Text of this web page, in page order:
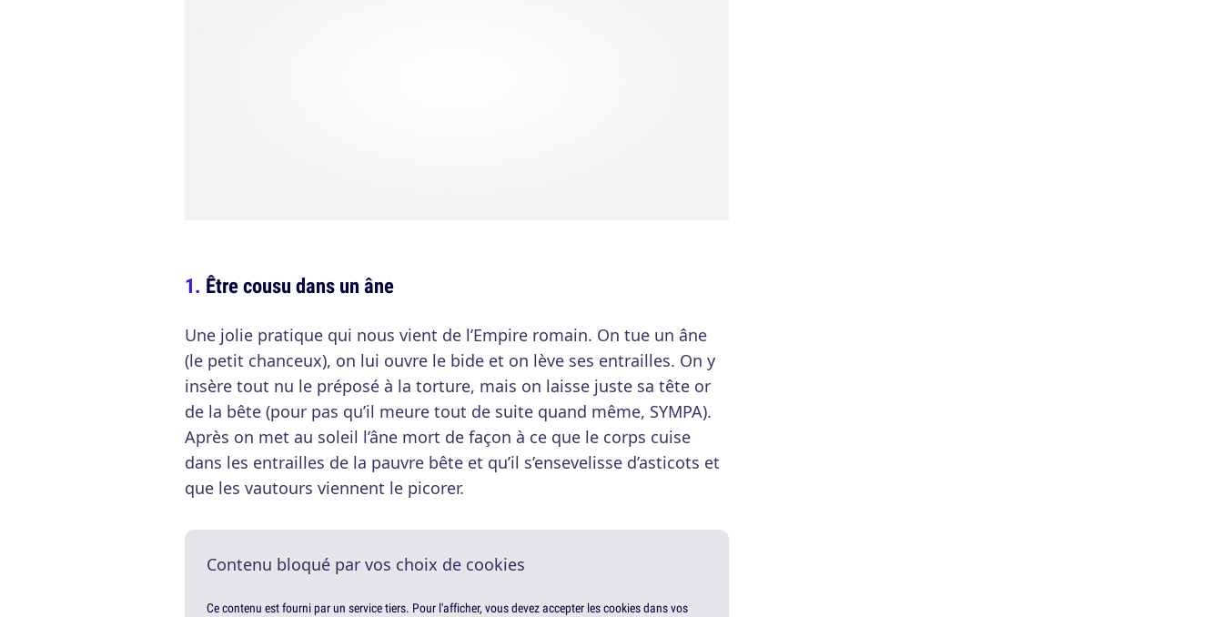
Être cousu dans un âne
Une jolie pratique qui nous vient de l’Empire romain. On tue un âne
(le petit chanceux), on lui ouvre le bide et on lève ses entrailles. On y
insère tout nu le préposé à la torture, mais on laisse juste sa tête or
de la bête (pour pas qu’il meure tout de suite quand même, SYMPA).
Après on met au soleil l’âne mort de façon à ce que le corps cuise
dans les entrailles de la pauvre bête et qu’il s’ensevelisse d’asticots et
que les vautours viennent le picorer.
Contenu bloqué par vos choix de cookies
Ce contenu est fourni par un service tiers. Pour l'afficher, vous devez accepter les cookies dans vos